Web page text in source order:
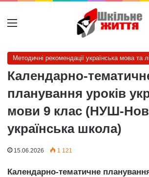
Меню
Методичні рекомендації українська мова та
Календарно-
планування уроків
мови 9 клас (НУШ-
українська школа)
15.06.2026 1 121
Календарно-тематичне